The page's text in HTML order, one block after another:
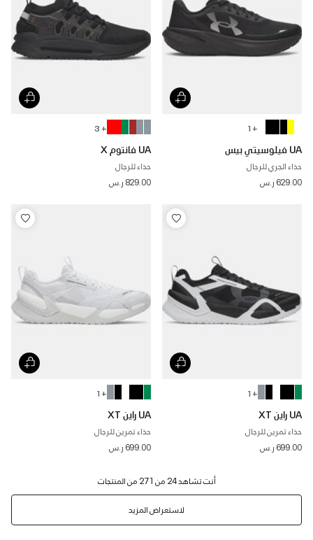
+ 1
UA فيلوسيتي بيس
حذاء الجري للرجال
629.00 ر.س
+ 3
UA فانتوم X
حذاء للرجال
829.00 ر.س
+ 1
UA راين XT
حذاء تمرين للرجال
699.00 ر.س
+ 1
UA راين XT
حذاء تمرين للرجال
699.00 ر.س
‏‫أنت تشاهد 24 من 271 من المنتجات
لاستعراض المزيد